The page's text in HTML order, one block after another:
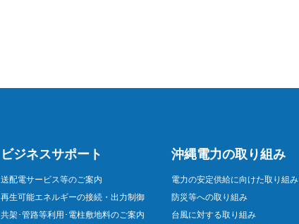
ビジネスサポート
送配電サービス等のご案内
再生可能エネルギーの接続・出力制御
共架･管路等利用･電柱敷地料のご案内
沖縄電力の取り組み
電力の安定供給に向けた取り組み
防災等への取り組み
台風に対する取り組み